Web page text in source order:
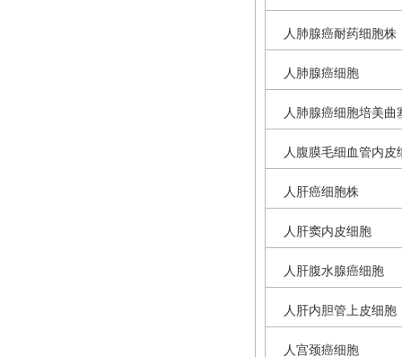
人肺腺癌耐药细胞株
人肺腺癌细胞
人肺腺癌细胞培美曲
人腹膜毛细血管内皮
人肝癌细胞株
人肝窦内皮细胞
人肝腹水腺癌细胞
人肝内胆管上皮细胞
人宫颈癌细胞